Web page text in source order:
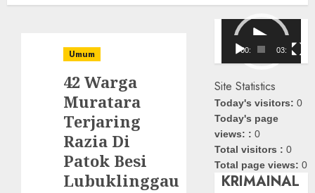
Umum
42 Warga
Muratara
Terjaring
Razia Di
Patok Besi
Lubuklinggau
Pemutar
Video
00:00 03:08
Site Statistics
Today's visitors:0
Today's page
views: :0
Total visitors :0
Total page views:0
KRIMAINAL